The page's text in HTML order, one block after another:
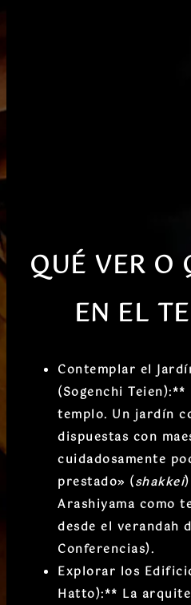
QUÉ VER O
EN EL
Contemplar el
(Sogenchi Teien):**
templo. Un jardín
dispuestas con
cuidadosamente
prestado» (shakkei)
Arashiyama como
desde el verandah
Conferencias).
Explorar los
Hatto):** La